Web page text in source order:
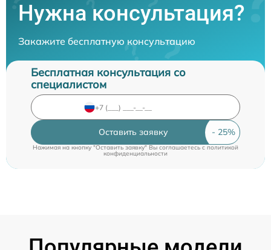
Нужна консультация?
Закажите бесплатную консультацию
Бесплатная консультация со
специалистом
Оставить заявку
Нажимая на кнопку "Оставить заявку" Вы соглашаетесь cполитикой
конфиденциальности